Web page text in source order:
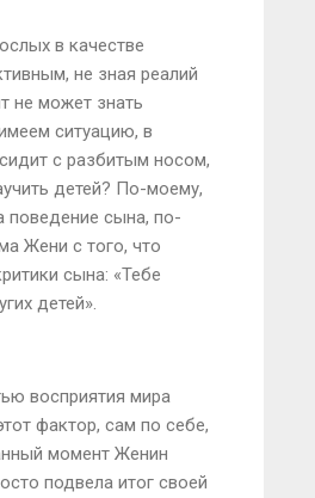
в качестве
не зная реалий
не может знать
ситуацию, в
с разбитым носом,
детей? По-моему,
поведение сына, по-
Жени с того, что
сына: «Тебе
детей».
восприятия мира
фактор, сам по себе,
момент Женин
подвела итог своей